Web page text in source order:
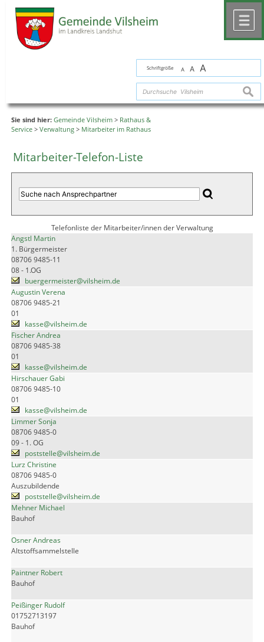
Schriftgröße A A A
Sie sind hier: Gemeinde Vilsheim > Rathaus &
Service > Verwaltung > Mitarbeiter im Rathaus
Mitarbeiter-Telefon-Liste
Telefonliste der Mitarbeiter/innen der Verwaltung
Angstl Martin
1. Bürgermeister
08706 9485-11
08 - 1.OG
buergermeister@vilsheim.de
Augustin Verena
08706 9485-21
01
kasse@vilsheim.de
Fischer Andrea
08706 9485-38
01
kasse@vilsheim.de
Hirschauer Gabi
08706 9485-10
01
kasse@vilsheim.de
Limmer Sonja
08706 9485-0
09 - 1. OG
poststelle@vilsheim.de
Lurz Christine
08706 9485-0
Auszubildende
poststelle@vilsheim.de
Mehner Michael
Bauhof
Osner Andreas
Altstoffsammelstelle
Paintner Robert
Bauhof
Peißinger Rudolf
01752713197
Bauhof